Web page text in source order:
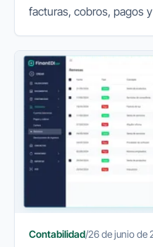
facturas, cobros, pagos
Contabilidad/26 de junio de